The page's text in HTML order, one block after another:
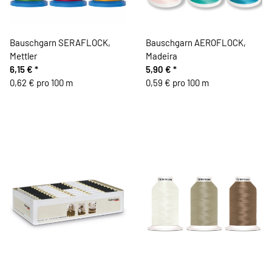
Bauschgarn SERAFLOCK,
Mettler
6,15 € *
0,62 € pro 100 m
Bauschgarn AEROFLOCK,
Madeira
5,90 € *
0,59 € pro 100 m